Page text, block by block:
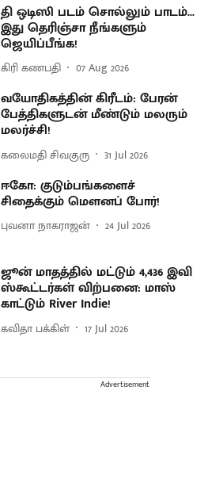
தி ஒடிஸி படம் சொல்லும் பாடம்...
இது தெரிஞ்சா நீங்களும்
ஜெயிப்பீங்க!
கிரி கணபதி 07 Aug 2026
வயோதிகத்தின் கிரீடம்: பேரன்
பேத்திகளுடன் மீண்டும் மலரும்
மலர்ச்சி!
கலைமதி சிவகுரு 31 Jul 2026
ஈகோ: குடும்பங்களைச்
சிதைக்கும் மௌனப் போர்!
புவனா நாகராஜன் 24 Jul 2026
ஜூன் மாதத்தில் மட்டும் 4,436 இவி
ஸ்கூட்டர்கள் விற்பனை: மாஸ்
காட்டும் River Indie!
கவிதா பக்கிள் 17 Jul 2026
Advertisement